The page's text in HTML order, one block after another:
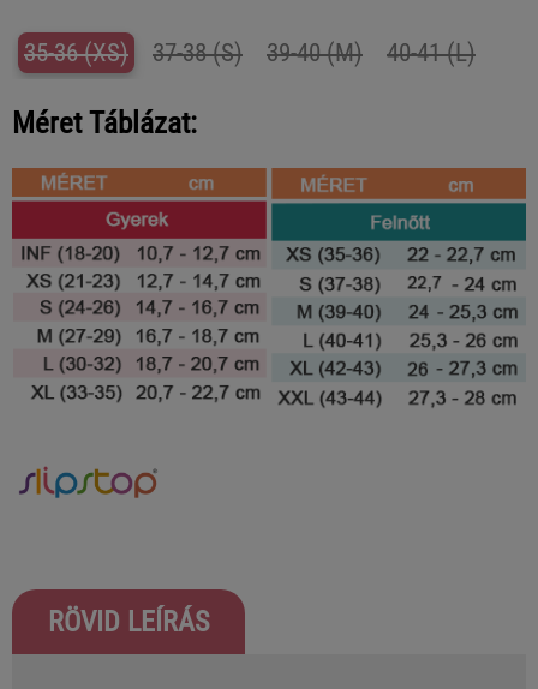
35-36 (XS) 37-38 (S) 39-40 (M) 40-41 (L)
Méret Táblázat:
RÖVID LEÍRÁS